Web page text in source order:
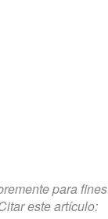
para fines
este artículo: